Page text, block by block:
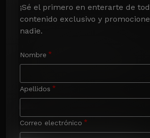
¡Sé el primero en enterarte de
contenido exclusivo y
nadie.
Nombre
Apellidos
Correo electrónico